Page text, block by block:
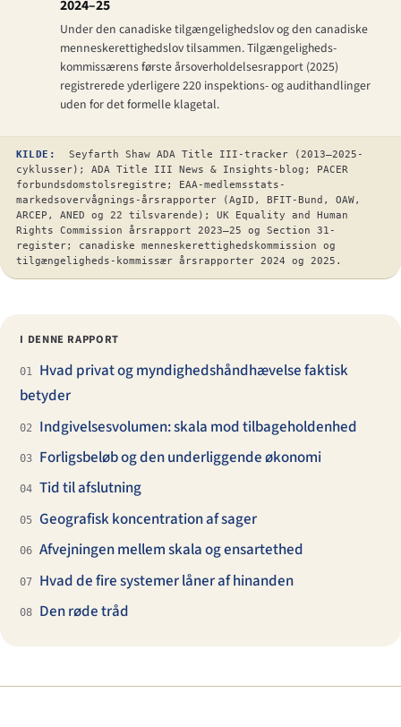
2024–25
Under den canadiske tilgængelighedslov og den canadiske
menneskerettighedslov tilsammen. Tilgængeligheds-
kommissærens første årsoverholdelsesrapport (2025)
registrerede yderligere 220 inspektions- og audithandlinger
uden for det formelle klagetal.
KILDE:
Seyfarth Shaw ADA Title III-tracker (2013–2025-
cyklusser); ADA Title III News & Insights-blog; PACER
forbundsdomstolsregistre; EAA-medlemsstats-
markedsovervågnings-årsrapporter (AgID, BFIT-Bund, OAW,
ARCEP, ANED og 22 tilsvarende); UK Equality and Human
Rights Commission årsrapport 2023–25 og Section 31-
register; canadiske menneskerettighedskommission og
tilgængeligheds-kommissær årsrapporter 2024 og 2025.
I DENNE RAPPORT
01 Hvad privat og myndighedshåndhævelse faktisk
betyder
02 Indgivelsesvolumen: skala mod tilbageholdenhed
03 Forligsbeløb og den underliggende økonomi
04 Tid til afslutning
05 Geografisk koncentration af sager
06 Afvejningen mellem skala og ensartethed
07 Hvad de fire systemer låner af hinanden
08 Den røde tråd